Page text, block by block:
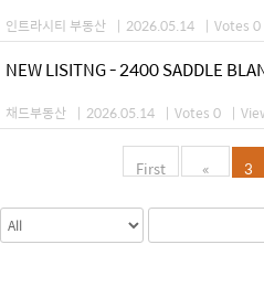
인트라시티 부동산 | 2026.05.14 | Votes 0
NEW LISITNG - 2400 SADDLE
채드부동산 | 2026.05.14 | Votes 0 |
First « 3